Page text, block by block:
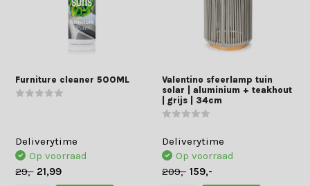
Furniture cleaner 500ML
Deliverytime
Op voorraad
29,- 21,99
Valentino sfeerlamp tuin
solar | aluminium + teakhout
| grijs | 34cm
Deliverytime
Op voorraad
209,- 159,-